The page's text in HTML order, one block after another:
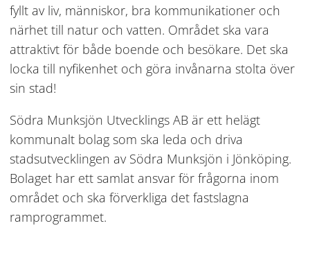
fyllt av liv, människor, bra kommunikationer och
närhet till natur och vatten. Området ska vara
attraktivt för både boende och besökare. Det ska
locka till nyfikenhet och göra invånarna stolta över
sin stad!
Södra Munksjön Utvecklings AB är ett helägt
kommunalt bolag som ska leda och driva
stadsutvecklingen av Södra Munksjön i Jönköping.
Bolaget har ett samlat ansvar för frågorna inom
området och ska förverkliga det fastslagna
ramprogrammet.